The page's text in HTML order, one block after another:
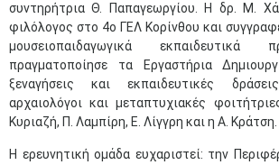
συντηρήτρια Θ. Παπαγεωργίου. Η δρ. Μ.
φιλόλογος στο 4ο ΓΕΛ Κορίνθου και
μουσειοπαιδαγωγικά εκπαιδευτικά
πραγματοποίησε τα Εργαστήρια
ξεναγήσεις και εκπαιδευτικές
αρχαιολόγοι και μεταπτυχιακές
Κυριαζή, Π. Λαμπίρη, Ε. Λίγγρη και η Α. Κράτση.
Η ερευνητική ομάδα ευχαριστεί: την